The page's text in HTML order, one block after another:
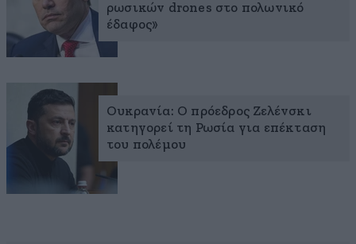
ρωσικών drones στο πολωνικό
έδαφος»
Ουκρανία: Ο πρόεδρος Ζελένσκι
κατηγορεί τη Ρωσία για επέκταση
του πολέμου